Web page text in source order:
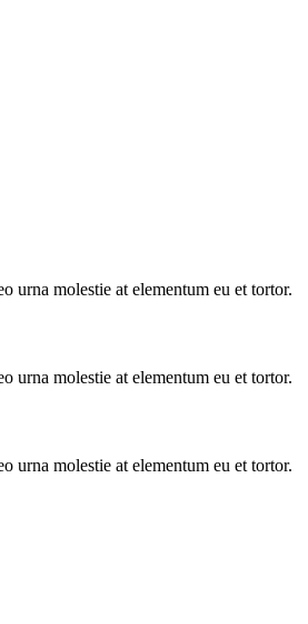
urna molestie at elementum eu et tortor.
urna molestie at elementum eu et tortor.
urna molestie at elementum eu et tortor.